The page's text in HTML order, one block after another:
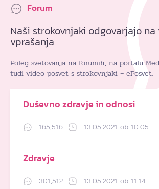
Forum
Naši strokovnjaki odgovarjajo na
vprašanja
Poleg svetovanja na forumih, na portalu
tudi video posvet s strokovnjaki – ePosvet.
Duševno zdravje in odnosi
165,516 13.05.2021 ob 10:05
Zdravje
301,512 13.05.2021 ob 11:14